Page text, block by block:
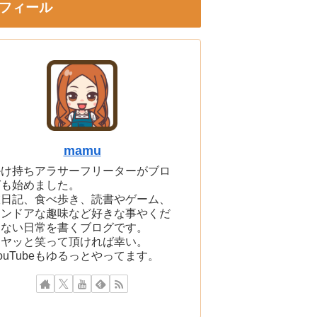
ィール
mamu
持ちアラサーフリーターがブロ
始めました。
記、食べ歩き、読書やゲーム、
ドアな趣味など好きな事やくだ
い日常を書くブログです。
ッと笑って頂ければ幸い。
もゆるっとやってます。